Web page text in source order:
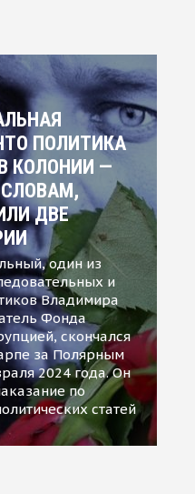
ПОЛИТИКА
КОЛОНИИ —
ДВЕ
один из
и
Владимира
Фонда
скончался
за Полярным
2024 года. Он
по
статей